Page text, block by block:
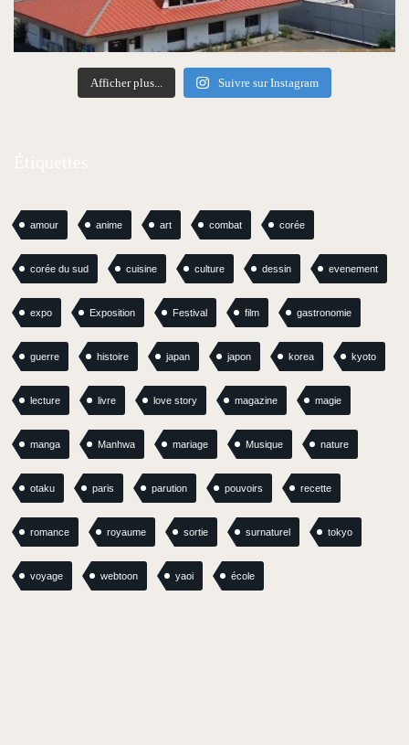
Afficher plus... Suivre sur Instagram
amour anime art combat corée
corée du sud cuisine culture dessin evenement
expo Exposition Festival film gastronomie
guerre histoire japan japon korea kyoto
lecture livre love story magazine magie
manga Manhwa mariage Musique nature
otaku paris parution pouvoirs recette
romance royaume sortie surnaturel tokyo
voyage webtoon yaoi école